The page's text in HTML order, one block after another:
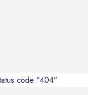
code "404"